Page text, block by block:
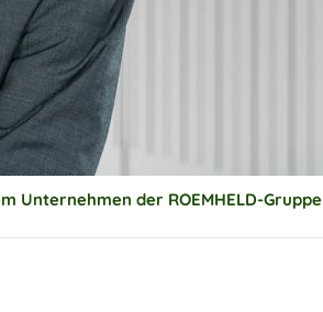
Unternehmen der ROEMHELD-Gruppe